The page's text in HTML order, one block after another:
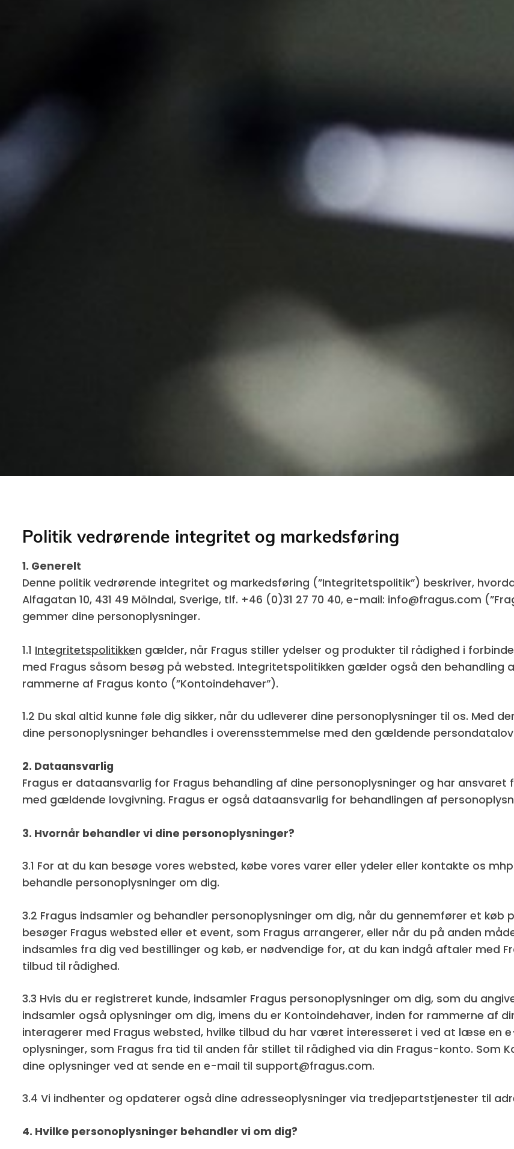
Politik vedrørende integritet og markedsføring
1. Generelt
Denne politik vedrørende integritet og markedsføring (”Integritetspolitik”) beskriver,
Alfagatan 10, 431 49 Mölndal, Sverige, tlf. +46 (0)31 27 70 40, e-mail: info@fragus.com
gemmer dine personoplysninger.
1.1 Integritetspolitikken gælder, når Fragus stiller ydelser og produkter til rådighed i
med Fragus såsom besøg på websted. Integritetspolitikken gælder også den behandling
rammerne af Fragus konto (”Kontoindehaver”).
1.2 Du skal altid kunne føle dig sikker, når du udleverer dine personoplysninger til os. Med
dine personoplysninger behandles i overensstemmelse med den gældende
2. Dataansvarlig
Fragus er dataansvarlig for Fragus behandling af dine personoplysninger og har
med gældende lovgivning. Fragus er også dataansvarlig for behandlingen af
3. Hvornår behandler vi dine personoplysninger?
3.1 For at du kan besøge vores websted, købe vores varer eller ydeler eller kontakte os
behandle personoplysninger om dig.
3.2 Fragus indsamler og behandler personoplysninger om dig, når du gennemfører et køb
besøger Fragus websted eller et event, som Fragus arrangerer, eller når du på anden
indsamles fra dig ved bestillinger og køb, er nødvendige for, at du kan indgå aftaler med
tilbud til rådighed.
3.3 Hvis du er registreret kunde, indsamler Fragus personoplysninger om dig, som du
indsamler også oplysninger om dig, imens du er Kontoindehaver, inden for rammerne af
interagerer med Fragus websted, hvilke tilbud du har været interesseret i ved at læse en
oplysninger, som Fragus fra tid til anden får stillet til rådighed via din Fragus-konto. Som
dine oplysninger ved at sende en e-mail til support@fragus.com.
3.4 Vi indhenter og opdaterer også dine adresseoplysninger via tredjepartstjenester til
4. Hvilke personoplysninger behandler vi om dig?